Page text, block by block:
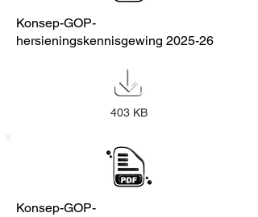
Konsep-GOP-
hersieningskennisgewing 2025-26
403 KB
Konsep-GOP-